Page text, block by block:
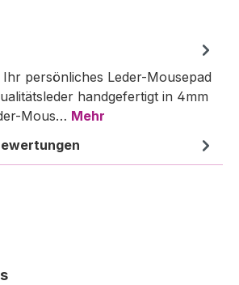
persönliches Leder-Mousepad
handgefertigt in 4mm
Mous… Mehr